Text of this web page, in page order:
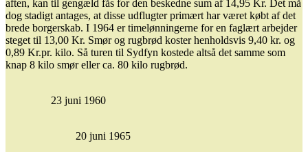
aften, kan til gengæld fås for den beskedne sum af 14,95 Kr. Det må
dog stadigt antages, at disse udflugter primært har været købt af det
brede borgerskab. I 1964 er timelønningerne for en faglært arbejder
steget til 13,00 Kr. Smør og rugbrød koster henholdsvis 9,40 kr. og
0,89 Kr.pr. kilo. Så turen til Sydfyn kostede altså det samme som
knap 8 kilo smør eller ca. 80 kilo rugbrød.
23 juni 1960
20 juni 1965